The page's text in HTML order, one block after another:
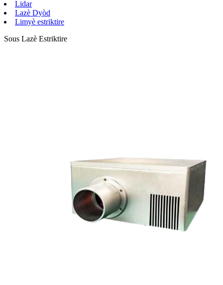
Lidar
Lazè Dyòd
Limyè estriktire
Sous Lazè Estriktire